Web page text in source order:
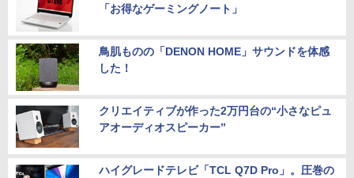
「お得なゲーミングノート」
鳥肌ものの「DENON HOME」サウンドを体感
した！
クリエイティブが作った2万円台の“小さなピュ
アオーディオスピーカー”
ハイグレードテレビ「TCL Q7D Pro」。圧巻の